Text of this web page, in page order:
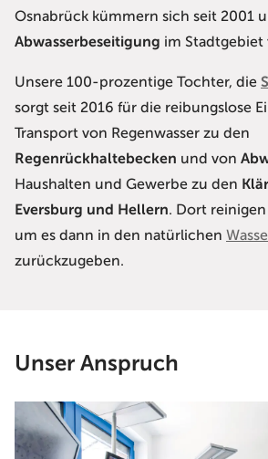
Osnabrück kümmern sich seit 2001
Abwasserbeseitigung im Stadtgebiet
Unsere 100-prozentige Tochter, die
sorgt seit 2016 für die reibungslose
Transport von Regenwasser zu den
Regenrückhaltebecken und von
Haushalten und Gewerbe zu den
Eversburg und Hellern. Dort
um es dann in den natürlichen
zurückzugeben.
Unser Anspruch